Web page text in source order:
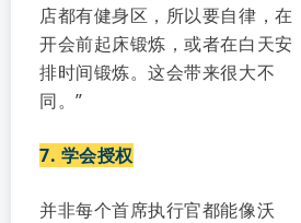
店都有健身区，所以要自律，在
开会前起床锻炼，或者在白天安
排时间锻炼。这会带来很大不
同。”
7. 学会授权
并非每个首席执行官都能像沃